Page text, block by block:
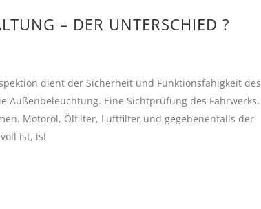
– DER UNTERSCHIED ?
dient der Sicherheit und Funktionsfähigkeit des
Außenbeleuchtung. Eine Sichtprüfung des Fahrwerks,
Motoröl, Ölfilter, Luftfilter und gegebenenfalls der
ist, ist